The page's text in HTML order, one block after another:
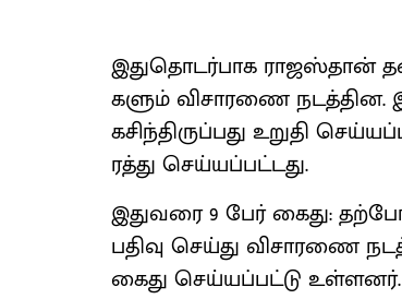
இதுதொடர்​பாக ராஜஸ்​தான்
களும் விசா​ரணை நடத்​தின.
கசிந்​திருப்​பது உறுதி
ரத்து செய்​யப்​பட்​டது.
இது​வரை 9 பேர் கைது:
பதிவு செய்து விசா​ரணை
கைது செய்​யப்​பட்டு உள்​ளனர்.